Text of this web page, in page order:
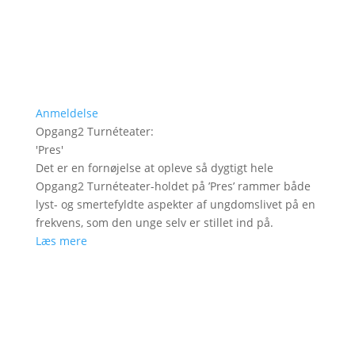
Anmeldelse
Opgang2 Turnéteater:
'Pres'
Det er en fornøjelse at opleve så dygtigt hele
Opgang2 Turnéteater-holdet på ’Pres’ rammer både
lyst- og smertefyldte aspekter af ungdomslivet på en
frekvens, som den unge selv er stillet ind på.
Læs mere